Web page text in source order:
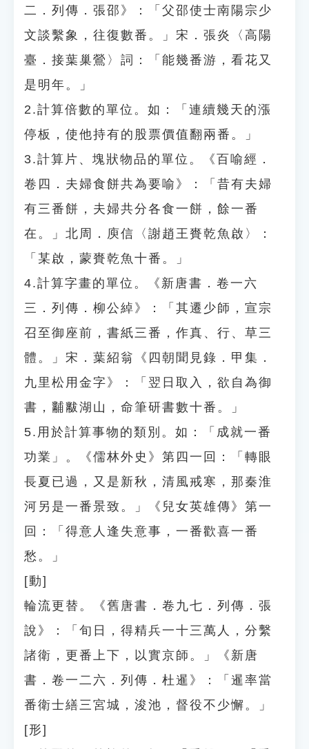
二．列傳．張邵》：「父邵使士南陽宗少
文談繫象，往復數番。」宋．張炎〈高陽
臺．接葉巢鶯〉詞：「能幾番游，看花又
是明年。」
2.計算倍數的單位。如：「連續幾天的漲
停板，使他持有的股票價值翻兩番。」
3.計算片、塊狀物品的單位。《百喻經．
卷四．夫婦食餅共為要喻》：「昔有夫婦
有三番餅，夫婦共分各食一餅，餘一番
在。」北周．庾信〈謝趙王賚乾魚啟〉：
「某啟，蒙賚乾魚十番。」
4.計算字畫的單位。《新唐書．卷一六
三．列傳．柳公綽》：「其遷少師，宣宗
召至御座前，書紙三番，作真、行、草三
體。」宋．葉紹翁《四朝聞見錄．甲集．
九里松用金字》：「翌日取入，欲自為御
書，黼黻湖山，命筆研書數十番。」
5.用於計算事物的類別。如：「成就一番
功業」。《儒林外史》第四一回：「轉眼
長夏已過，又是新秋，清風戒寒，那秦淮
河另是一番景致。」《兒女英雄傳》第一
回：「得意人逢失意事，一番歡喜一番
愁。」
[動]
輪流更替。《舊唐書．卷九七．列傳．張
說》：「旬日，得精兵一十三萬人，分繫
諸衛，更番上下，以實京師。」《新唐
書．卷一二六．列傳．杜暹》：「暹率當
番衛士繕三宮城，浚池，督役不少懈。」
[形]